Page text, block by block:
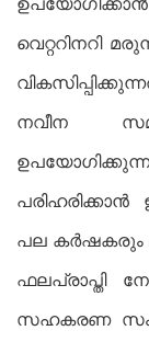
വെറ്ററിനറി
നവീന
പല കർഷകരും
ഫലപ്രാപ്തി
സഹകരണ